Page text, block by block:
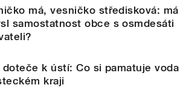
má, vesničko středisková: má
samostatnost obce s osmdesáti
doteče k ústí: Co si pamatuje voda
kraji